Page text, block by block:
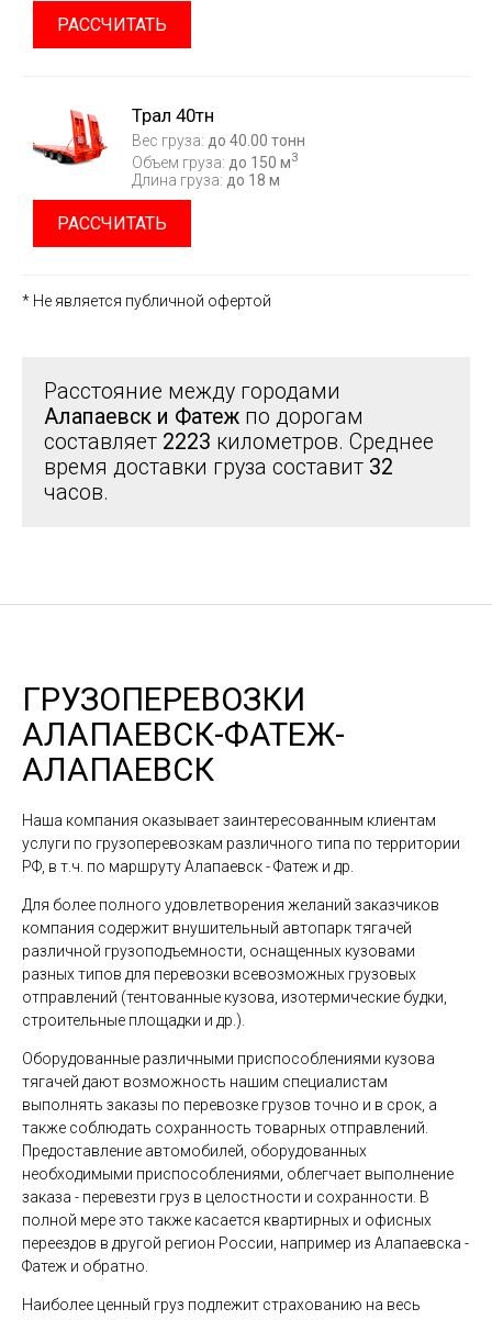
РАССЧИТАТЬ
Трал 40тн
Вес груза: до 40.00 тонн
Объем груза: до 150 м3
Длина груза: до 18 м
РАССЧИТАТЬ
* Не является публичной офертой
Расстояние между городами
Алапаевск и Фатеж по дорогам
составляет 2223 километров. Среднее
время доставки груза составит 32
часов.
ГРУЗОПЕРЕВОЗКИ
АЛАПАЕВСК-ФАТЕЖ-
АЛАПАЕВСК
Наша компания оказывает заинтересованным клиентам
услуги по грузоперевозкам различного типа по территории
РФ, в т.ч. по маршруту Алапаевск - Фатеж и др.
Для более полного удовлетворения желаний заказчиков
компания содержит внушительный автопарк тягачей
различной грузоподъемности, оснащенных кузовами
разных типов для перевозки всевозможных грузовых
отправлений (тентованные кузова, изотермические будки,
строительные площадки и др.).
Оборудованные различными приспособлениями кузова
тягачей дают возможность нашим специалистам
выполнять заказы по перевозке грузов точно и в срок, а
также соблюдать сохранность товарных отправлений.
Предоставление автомобилей, оборудованных
необходимыми приспособлениями, облегчает выполнение
заказа - перевезти груз в целостности и сохранности. В
полной мере это также касается квартирных и офисных
переездов в другой регион России, например из Алапаевска -
Фатеж и обратно.
Наиболее ценный груз подлежит страхованию на весь